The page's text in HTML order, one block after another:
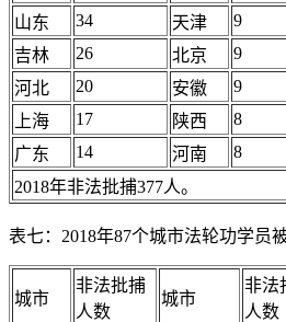
山东
34 天津 9
吉林
26 北京 9
河北
20 安徽 9
上海
17 陕西 8
广东
14 河南 8
2018年非法批捕377人。
表七：2018年87个城市法轮功学员
城市
非法批捕
人数
城市
非法
人数